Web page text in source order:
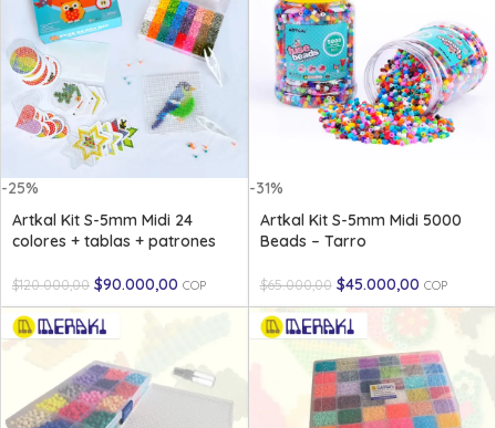
-25%
Artkal Kit S-5mm Midi 24
colores + tablas + patrones
$120.000,00 $90.000,00 COP
-31%
Artkal Kit S-5mm Midi 5000
Beads – Tarro
$65.000,00 $45.000,00 COP